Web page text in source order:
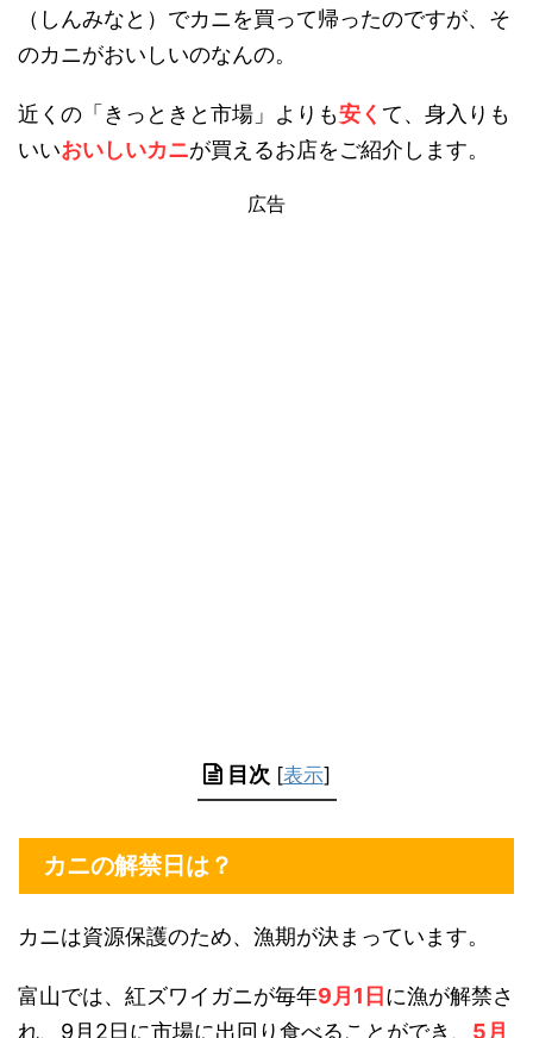
（しんみなと）でカニを買って帰ったのですが、そ
のカニがおいしいのなんの。
近くの「きっときと市場」よりも安く て、身入りも
いいおいしいカニが買えるお店をご紹介します。
広告
目次 [表示]
カニの解禁日は？
カニは資源保護のため、 漁期が決まっています。
富山では、紅ズワイガニが毎年9月1日 に漁が解禁さ
れ、 9月2日に市場に出回り食べることができ、 5月